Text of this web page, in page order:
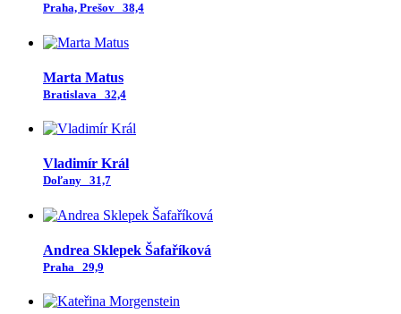
Praha, Prešov 38,4
Marta Matus
Bratislava 32,4
Vladimír Král
Doľany 31,7
Andrea Sklepek Šafaříková
Praha 29,9